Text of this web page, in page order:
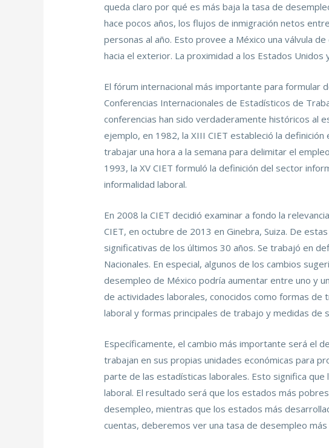
queda claro por qué es más baja la tasa de
hace pocos años, los flujos de inmigración netos
personas al año. Esto provee a México una válvula
hacia el exterior. La proximidad a los Estados
El fórum internacional más importante para formular
Conferencias Internacionales de Estadísticos de
conferencias han sido verdaderamente históricos al
ejemplo, en 1982, la XIII CIET estableció la
trabajar una hora a la semana para delimitar el
1993, la XV CIET formuló la definición del sector
informalidad laboral.
En 2008 la CIET decidió examinar a fondo la
CIET, en octubre de 2013 en Ginebra, Suiza. De
significativas de los últimos 30 años. Se trabajó en
Nacionales. En especial, algunos de los cambios
desempleo de México podría aumentar entre uno y
de actividades laborales, conocidos como formas
laboral y formas principales de trabajo y medidas de
Específicamente, el cambio más importante será el
trabajan en sus propias unidades económicas para
parte de las estadísticas laborales. Esto significa
laboral. El resultado será que los estados más
desempleo, mientras que los estados más
cuentas, deberemos ver una tasa de desempleo